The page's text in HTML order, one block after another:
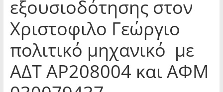
εξουσιοδότησης στον
Χριστοφιλο Γεώργιο
πολιτικό μηχανικό με
ΑΔΤ ΑΡ208004 και ΑΦΜ